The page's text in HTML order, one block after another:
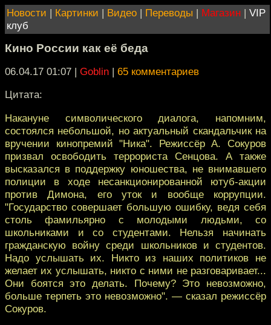
Новости | Картинки | Видео | Переводы | Магазин | VIP
клуб
Кино России как её беда
06.04.17 01:07 | Goblin | 65 комментариев
Цитата:
Накануне символического диалога, напомним,
состоялся небольшой, но актуальный скандальчик на
вручении кинопремий "Ника". Режиссёр А. Сокуров
призвал освободить террориста Сенцова. А также
высказался в поддержку юношества, не внимавшего
полиции в ходе несанкционированной ютуб-акции
против Димона, его уток и вообще коррупции.
"Государство совершает большую ошибку, ведя себя
столь фамильярно с молодыми людьми, со
школьниками и со студентами. Нельзя начинать
гражданскую войну среди школьников и студентов.
Надо услышать их. Никто из наших политиков не
желает их услышать, никто с ними не разговаривает...
Они боятся это делать. Почему? Это невозможно,
больше терпеть это невозможно". — сказал режиссёр
Сокуров.